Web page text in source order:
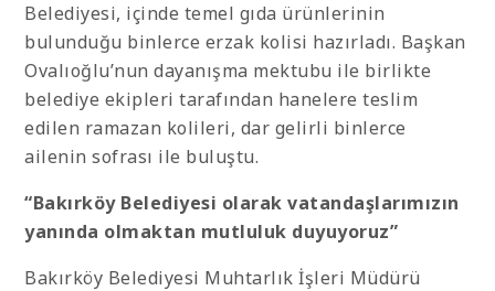
Belediyesi, içinde temel gıda ürünlerinin
bulunduğu binlerce erzak kolisi hazırladı. Başkan
Ovalıoğlu’nun dayanışma mektubu ile birlikte
belediye ekipleri tarafından hanelere teslim
edilen ramazan kolileri, dar gelirli binlerce
ailenin sofrası ile buluştu.
“Bakırköy Belediyesi olarak vatandaşlarımızın
yanında olmaktan mutluluk duyuyoruz”
Bakırköy Belediyesi Muhtarlık İşleri Müdürü